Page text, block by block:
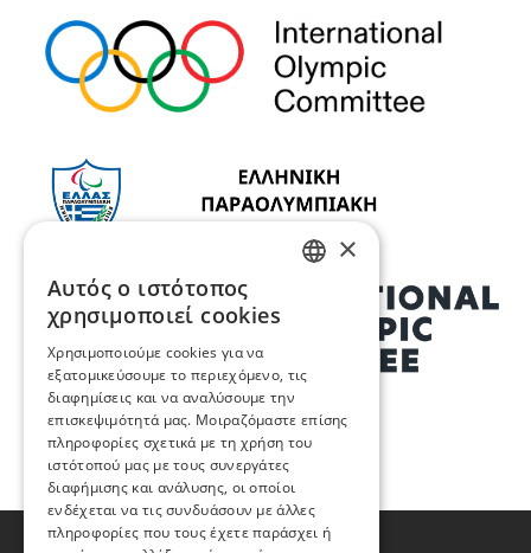
×
Αυτός ο ιστότοπος
χρησιμοποιεί cookies
Χρησιμοποιούμε cookies για να
εξατομικεύσουμε το περιεχόμενο, τις
διαφημίσεις και να αναλύσουμε την
επισκεψιμότητά μας. Μοιραζόμαστε επίσης
πληροφορίες σχετικά με τη χρήση του
ιστότοπού μας με τους συνεργάτες
διαφήμισης και ανάλυσης, οι οποίοι
ενδέχεται να τις συνδυάσουν με άλλες
πληροφορίες που τους έχετε παράσχει ή